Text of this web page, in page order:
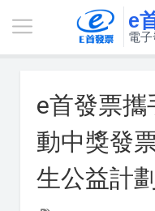
e
電
e首發票
動中獎發
生公益計劃